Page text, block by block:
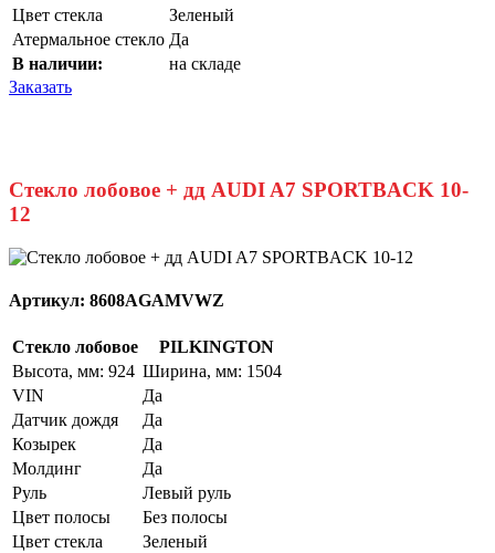
Цвет стекла
Зеленый
Атермальное стекло Да
В наличии:
на складе
Заказать
Стекло лобовое + дд AUDI A7 SPORTBACK 10-
12
Артикул: 8608AGAMVWZ
Стекло лобовое
PILKINGTON
Высота, мм: 924 Ширина, мм: 1504
VIN
Да
Датчик дождя
Да
Козырек
Да
Молдинг
Да
Руль
Левый руль
Цвет полосы
Без полосы
Цвет стекла
Зеленый